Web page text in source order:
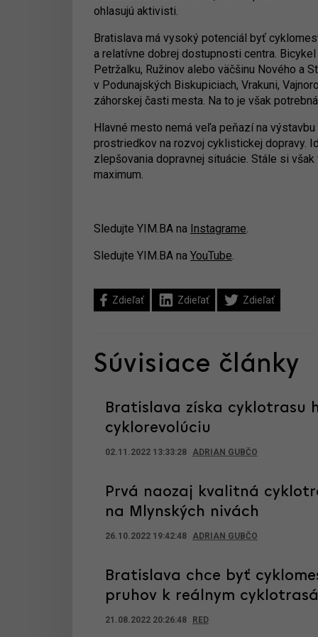
ohlasujú aktivisti.
Bratislava má vysoký potenciál byť
a relatívne dobrej dostupnosti centra.
Petržalku, Ružinov alebo väčšinu Nového a
v Podunajských Biskupiciach, Vrakuni,
záhorskej časti mesta. Na to je však
Hlavné mesto nemá veľa peňazí na
prostriedkov na rozvoj cyklistickej dopravy.
zlepšovania dopravnej situácie. Stále si
maximum.
Sledujte YIM.BA na Instagrame
Sledujte YIM.BA na YouTube
Zdieľať Zdieľať Zdieľať
Súvisiace články
Bratislava získa cyklotrasu
cyklorevolúciu
02.11.2022 13:33:28 ADRIAN GUBČO
Prvá naozaj kvalitná
na Mlynských nivách
26.10.2022 19:42:48 ADRIAN GUBČO
Bratislava chce byť
pruhov k reálnym
21.08.2022 20:26:48 RED